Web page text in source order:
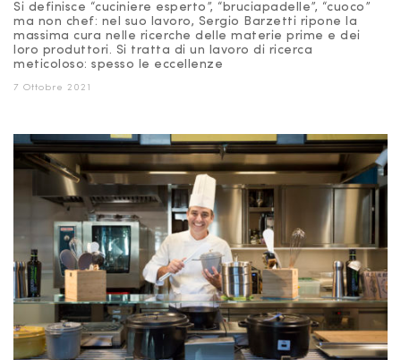
Si definisce “cuciniere esperto”, “bruciapadelle”, “cuoco”
ma non chef: nel suo lavoro, Sergio Barzetti ripone la
massima cura nelle ricerche delle materie prime e dei
loro produttori. Si tratta di un lavoro di ricerca
meticoloso: spesso le eccellenze
7 Ottobre 2021